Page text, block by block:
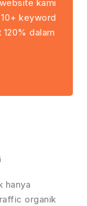
kami
keyword
dalam
hanya
organik